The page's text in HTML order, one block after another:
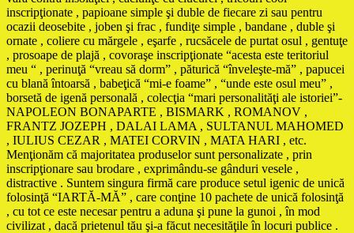
inscripţionate , papioane simple şi duble de fiecare zi sau pentru
ocazii deosebite , joben şi frac , fundiţe simple , bandane , duble şi
ornate , coliere cu mărgele , eşarfe , rucsăcele de purtat osul , gentuţe
, prosoape de plajă , covoraşe inscripţionate “acesta este teritoriul
meu “ , perinuţă “vreau să dorm” , păturică “înveleşte-mă” , papucei
cu blană întoarsă , babeţică “mi-e foame” , “unde este osul meu” ,
borsetă de igenă personală , colecţia “mari personalităţi ale istoriei”-
NAPOLEON BONAPARTE , BISMARK , ROMANOV ,
FRANTZ JOZEPH , DALAI LAMA , SULTANUL MAHOMED
, IULIUS CEZAR , MATEI CORVIN , MATA HARI , etc.
Menţionăm că majoritatea produselor sunt personalizate , prin
inscripţionare sau brodare , exprimându-se gânduri vesele ,
distractive . Suntem singura firmă care produce setul igenic de unică
folosinţă “IARTĂ-MĂ” , care conţine 10 pachete de unică folosinţă
, cu tot ce este necesar pentru a aduna şi pune la gunoi , în mod
civilizat , dacă prietenul tău şi-a făcut necesităţile în locuri publice .